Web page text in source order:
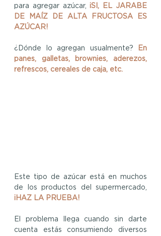
para agregar azúcar, ¡SI, EL JARABE
DE MAÍZ DE ALTA FRUCTOSA ES
AZÚCAR!
¿Dónde lo agregan usualmente?
En
panes, galletas, brownies, aderezos,
refrescos, cereales de caja, etc.
Este tipo de azúcar está en muchos
¡HAZ LA PRUEBA!
El problema llega cuando sin darte
cuenta estás consumiendo diversos